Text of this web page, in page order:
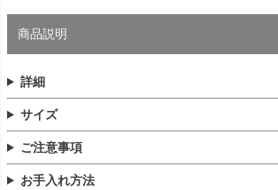
商品説明
詳細
サイズ
ご注意事項
お手入れ方法